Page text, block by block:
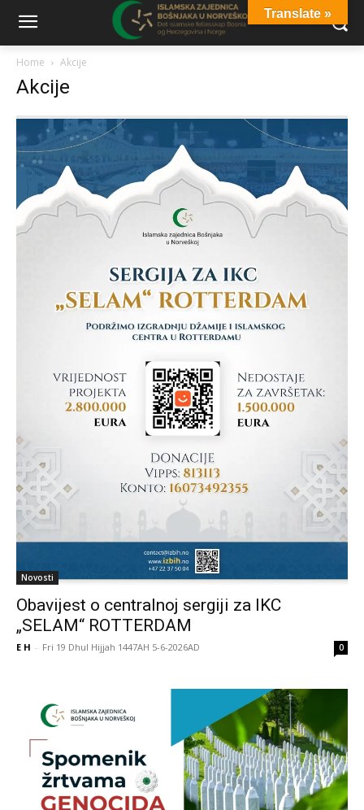
Home Akcije
Akcije
Novosti
Obavijest o centralnoj sergiji za IKC
„SELAM“ ROTTERDAM
E H - Fri 19 Dhul Hijjah 1447AH 5-6-2026AD 0
Translate »